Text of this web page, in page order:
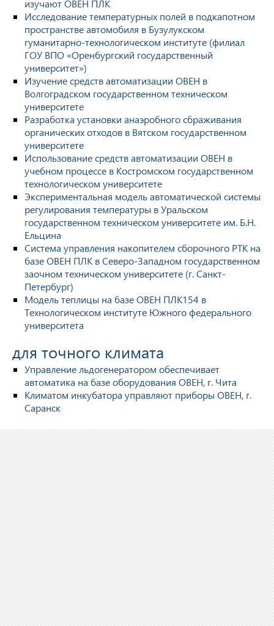
изучают ОВЕН ПЛК
Исследование температурных полей в подкапотном
пространстве автомобиля в Бузулукском
гуманитарно-технологическом институте (филиал
ГОУ ВПО «Оренбургский государственный
университет»)
Изучение средств автоматизации ОВЕН в
Волгоградском государственном техническом
университете
Разработка установки анаэробного сбраживания
органических отходов в Вятском государственном
университете
Использование средств автоматизации ОВЕН в
учебном процессе в Костромском государственном
технологическом университете
Экспериментальная модель автоматической системы
регулирования температуры в Уральском
государственном техническом университете им. Б.Н.
Ельцина
Система управления накопителем сборочного РТК на
базе ОВЕН ПЛК в Северо-Западном государственном
заочном техническом университете (г. Санкт-
Петербург)
Модель теплицы на базе ОВЕН ПЛК154 в
Технологическом институте Южного федерального
университета
для точного климата
Управление льдогенератором обеспечивает
автоматика на базе оборудования ОВЕН, г. Чита
Климатом инкубатора управляют приборы ОВЕН, г.
Саранск